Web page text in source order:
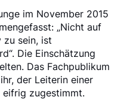
im November 2015
„Nicht auf
zu sein, ist
Die Einschätzung
Das Fachpublikum
der Leiterin einer
eifrig zugestimmt.